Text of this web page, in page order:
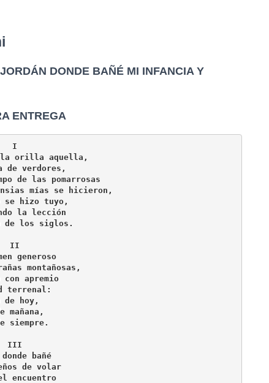
DONDE BAÑÉ MI INFANCIA Y
ENTREGA
I
la orilla aquella,
de verdores,
de las pomarrosas
mías se hicieron,
se hizo tuyo,
la lección
de los siglos.
II
generoso
montañosas,
apremio
terrenal:
de hoy,
mañana,
siempre.
III
donde bañé
de volar
encuentro